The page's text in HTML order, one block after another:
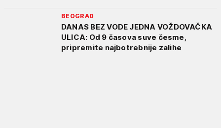
BEOGRAD
DANAS BEZ VODE JEDNA VOŽDOVAČKA
ULICA: Od 9 časova suve česme,
pripremite najbotrebnije zalihe